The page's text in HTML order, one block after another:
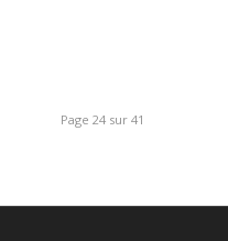
Page 24 sur 41